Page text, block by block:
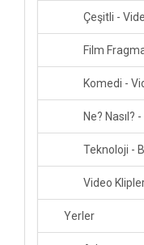
Çeşitli -
Film
Komedi -
Ne? Nasıl?
Teknoloji -
Video
Yerler